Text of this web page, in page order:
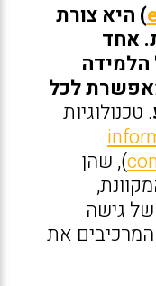
) היא צורת
אחד
הלמידה
לכל
. טכנולוגיות
), שהן
גישה
את